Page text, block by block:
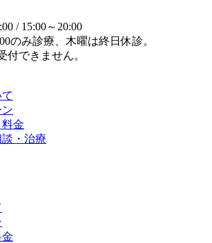
/ 15:00～20:00
のみ診療、木曜は終日休診。
付できません。